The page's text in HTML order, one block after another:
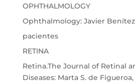
OPHTHALMOLOGY
Ophthalmology: Javier
pacientes
RETINA
Retina.The Journal of Retinal
Diseases: Marta S. de